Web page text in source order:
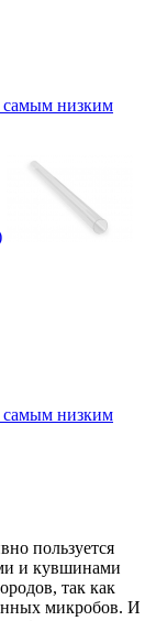
пользуется
и кувшинами
так как
микробов. И